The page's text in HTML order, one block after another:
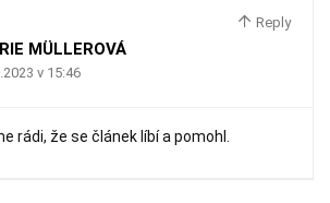
Reply
MÜLLEROVÁ
v 15:46
rádi, že se článek líbí a pomohl.